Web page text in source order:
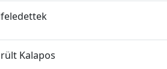
Kalapos